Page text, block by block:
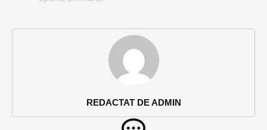
REDACTAT DE ADMIN